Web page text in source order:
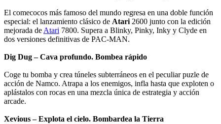
El comecocos más famoso del mundo regresa en una doble función
especial: el lanzamiento clásico de Atari 2600 junto con la edición
mejorada de Atari 7800. Supera a Blinky, Pinky, Inky y Clyde en
dos versiones definitivas de PAC-MAN.
Dig Dug – Cava profundo. Bombea rápido
Coge tu bomba y crea túneles subterráneos en el peculiar puzle de
acción de Namco. Atrapa a los enemigos, infla hasta que exploten o
aplástalos con rocas en una mezcla única de estrategia y acción
arcade.
Xevious – Explota el cielo. Bombardea la Tierra